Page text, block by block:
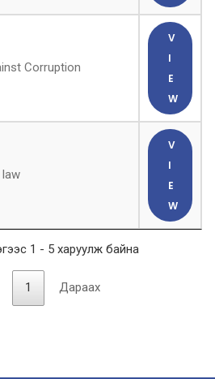
Corruption
V
I
E
W
V
I
E
W
1 - 5 харуулж байна
1 Дараах